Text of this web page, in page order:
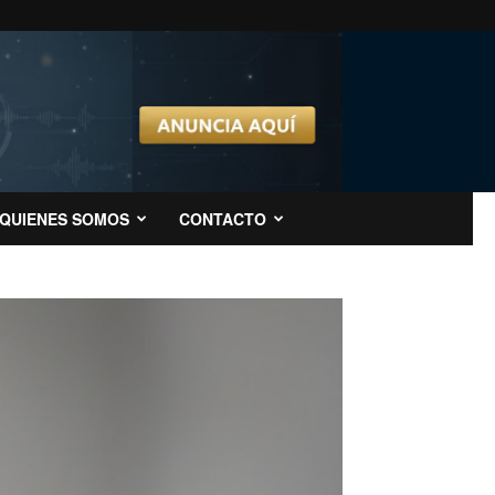
QUIENES SOMOS CONTACTO